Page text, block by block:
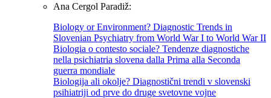
Ana Cergol Paradiž:
Biology or Environment? Diagnostic Trends in
Slovenian Psychiatry from World War I to World War II
Biologia o contesto sociale? Tendenze diagnostiche
nella psichiatria slovena dalla Prima alla Seconda
guerra mondiale
Biologija ali okolje? Diagnostični trendi v slovenski
psihiatriji od prve do druge svetovne vojne